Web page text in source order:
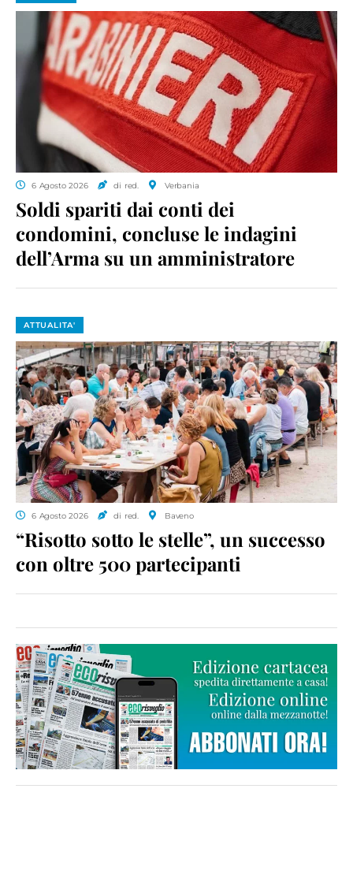
6 Agosto 2026 di red. Verbania
Soldi spariti dai conti dei
condomini, concluse le indagini
dell’Arma su un amministratore
ATTUALITA'
6 Agosto 2026 di red. Baveno
“Risotto sotto le stelle”, un successo
con oltre 500 partecipanti